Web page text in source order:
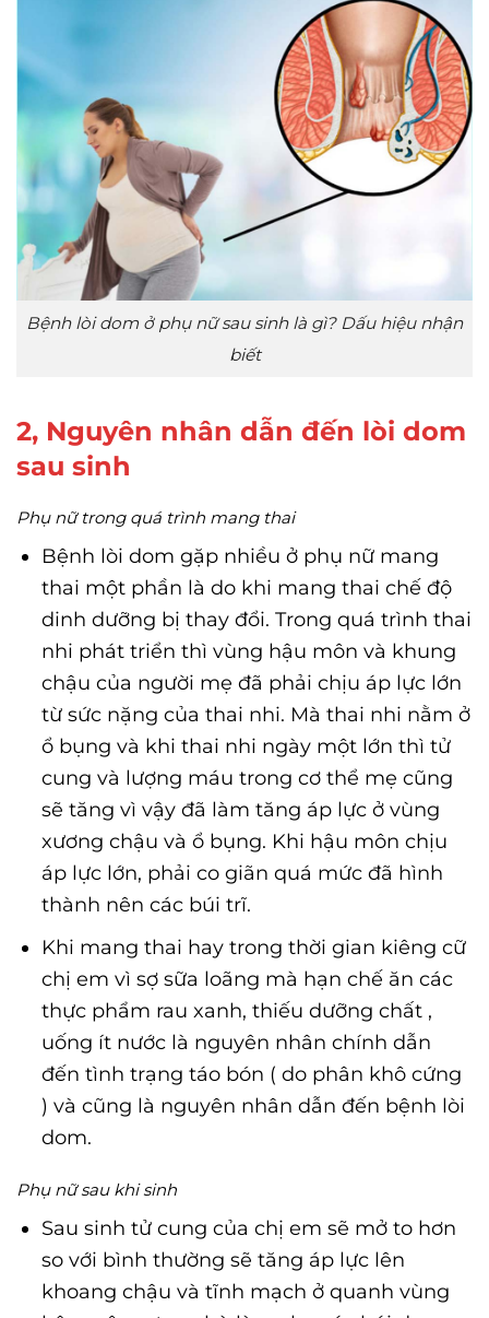
Bệnh lòi dom ở phụ nữ sau sinh là gì? Dấu hiệu nhận
biết
2, Nguyên nhân dẫn đến lòi dom
sau sinh
Phụ nữ trong quá trình mang thai
Bệnh lòi dom gặp nhiều ở phụ nữ mang
thai một phần là do khi mang thai chế độ
dinh dưỡng bị thay đổi. Trong quá trình thai
nhi phát triển thì vùng hậu môn và khung
chậu của người mẹ đã phải chịu áp lực lớn
từ sức nặng của thai nhi. Mà thai nhi nằm ở
ổ bụng và khi thai nhi ngày một lớn thì tử
cung và lượng máu trong cơ thể mẹ cũng
sẽ tăng vì vậy đã làm tăng áp lực ở vùng
xương chậu và ổ bụng. Khi hậu môn chịu
áp lực lớn, phải co giãn quá mức đã hình
thành nên các búi trĩ.
Khi mang thai hay trong thời gian kiêng cữ
chị em vì sợ sữa loãng mà hạn chế ăn các
thực phẩm rau xanh, thiếu dưỡng chất ,
uống ít nước là nguyên nhân chính dẫn
đến tình trạng táo bón ( do phân khô cứng
) và cũng là nguyên nhân dẫn đến bệnh lòi
dom.
Phụ nữ sau khi sinh
Sau sinh tử cung của chị em sẽ mở to hơn
so với bình thường sẽ tăng áp lực lên
khoang chậu và tĩnh mạch ở quanh vùng